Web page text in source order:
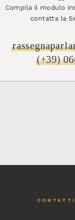
Compila il modulo
contatta la
(+39)
CONTATTI